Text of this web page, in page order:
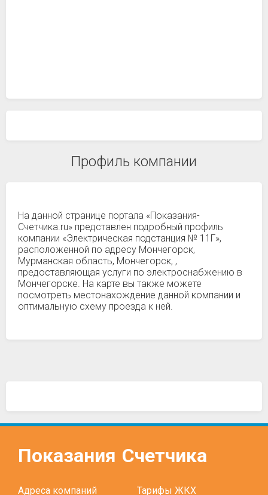
Профиль компании
На данной странице портала «Показания-
Счетчика.ru» представлен подробный профиль
компании «Электрическая подстанция № 11Г»,
расположенной по адресу Мончегорск,
Мурманская область, Мончегорск, ,
предоставляющая услуги по электроснабжению в
Мончегорске. На карте вы также можете
посмотреть местонахождение данной компании и
оптимальную схему проезда к ней.
Показания Счетчика
Адреса компаний Тарифы ЖКХ